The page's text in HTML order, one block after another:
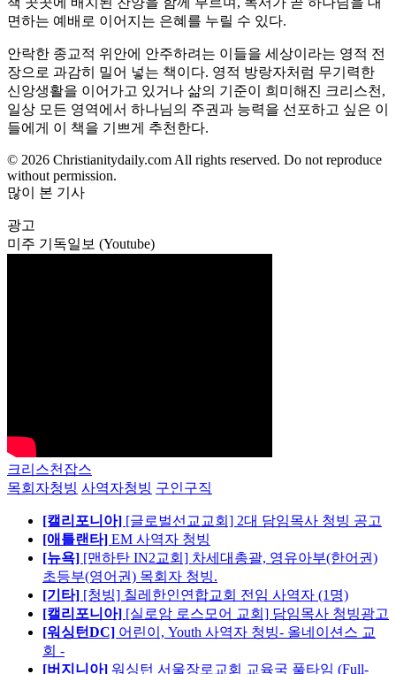
면하는 예배로 이어지는 은혜를 누릴 수 있다.
안락한 종교적 위안에 안주하려는 이들을 세상이라는 영적 전
장으로 과감히 밀어 넣는 책이다. 영적 방랑자처럼 무기력한
신앙생활을 이어가고 있거나 삶의 기준이 희미해진 크리스천,
일상 모든 영역에서 하나님의 주권과 능력을 선포하고 싶은 이
들에게 이 책을 기쁘게 추천한다.
© 2026 Christianitydaily.com All rights reserved. Do not reproduce
without permission.
많이 본 기사
광고
미주 기독일보 (Youtube)
크리스천잡스
목회자청빙 사역자청빙 구인구직
[캘리포니아] [글로벌선교교회] 2대 담임목사 청빙 공고
[애틀랜타] EM 사역자 청빙
[뉴욕] [맨하탄 IN2교회] 차세대총괄, 영유아부(한어권)
초등부(영어권) 목회자 청빙.
[기타] [청빙] 칠레한인연합교회 전임 사역자 (1명)
[캘리포니아] [실로암 로스모어 교회] 담임목사 청빙광고
[워싱턴DC] 어린이, Youth 사역자 청빙- 올네이션스 교
회 -
[버지니아] 워싱턴 서울장로교회 교육국 풀타임 (Full-